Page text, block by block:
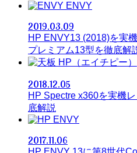
ENVY
2019.03.09
HP ENVY13 (2018)を実
プレミアム13型を徹底解
HP（エイチピー）
2018.12.05
HP Spectre x360を実機
底解説
ENVY
2017.11.06